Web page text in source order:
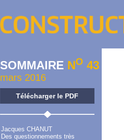
SOMMAIRE NO 43
mars 2016
Télécharger le PDF
Jacques CHANUT
Des questionnements très